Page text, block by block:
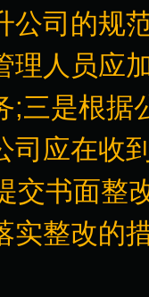
公司的规
理人员应
;三是根
司应在收
交书面整
实整改的